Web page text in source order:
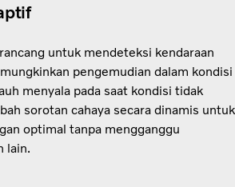
untuk mendeteksi kendaraan
pengemudian dalam kondisi
menyala pada saat kondisi tidak
sorotan cahaya secara dinamis untuk
optimal tanpa mengganggu
lain.